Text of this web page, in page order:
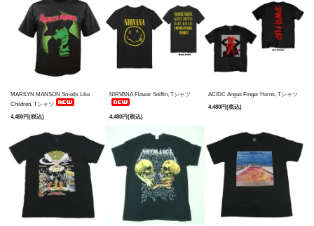
MARILYN MANSON Smells Like
Children, Tシャツ
4,480円(税込)
NIRVANA Flower Sniffin, Tシャツ
4,480円(税込)
AC/DC Angus Finger Horns, Tシャツ
4,480円(税込)